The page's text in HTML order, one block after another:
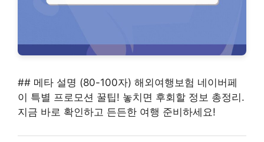
## 메타 설명 (80-100자) 해외여행보험 네이버페
이 특별 프로모션 꿀팁! 놓치면 후회할 정보 총정리.
지금 바로 확인하고 든든한 여행 준비하세요!